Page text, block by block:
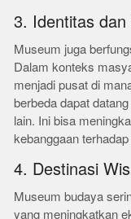
3. Identitas dan
Museum juga
Dalam konteks
menjadi pusat di
berbeda dapat
lain. Ini bisa
kebanggaan
4. Destinasi
Museum budaya
yang meningkatkan